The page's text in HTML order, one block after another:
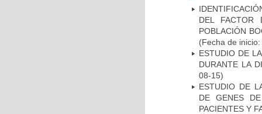
DEL FACTOR
POBLACIÓN
(Fecha de
ESTUDIO DE
DURANTE LA
08-15)
ESTUDIO DE
DE GENES
PACIENTES Y